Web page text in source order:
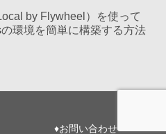
by Flywheel）を使って
環境を簡単に構築する方法
♦️お問い合わせ